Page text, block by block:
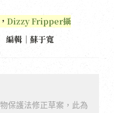
Dizzy Fripper攝
編輯｜蘇于寬
保護法修正草案，此為